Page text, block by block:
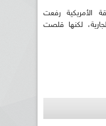
الأمريكية رفعت
لكنها قلصت